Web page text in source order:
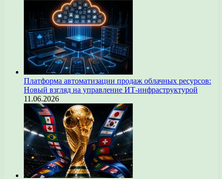
Платформа автоматизации продаж облачных ресурсов:
Новый взгляд на управление ИТ-инфраструктурой
11.06.2026